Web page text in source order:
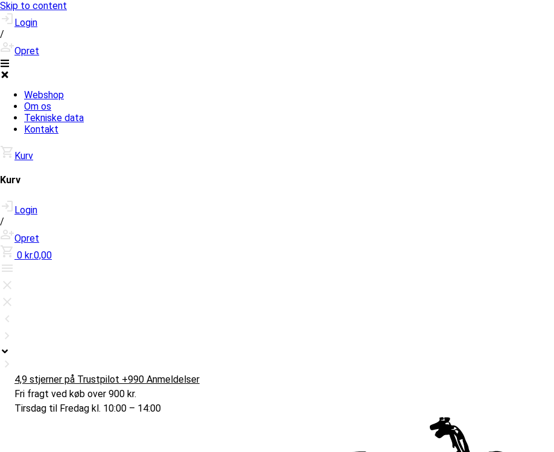
Skip to content
Login
/
Opret
Webshop
Om os
Tekniske data
Kontakt
Kurv
Kurv
Login
/
Opret
0 kr.0,00
4,9 stjerner på Trustpilot +990 Anmeldelser
Fri fragt ved køb over 900 kr.
Tirsdag til Fredag kl. 10:00 – 14:00